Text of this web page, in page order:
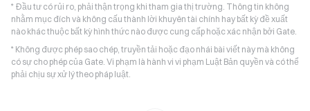
* Đầu tư có rủi ro, phải thận trọng khi tham gia thị trường. Thông tin không
nhằm mục đích và không cấu thành lời khuyên tài chính hay bất kỳ đề xuất
nào khác thuộc bất kỳ hình thức nào được cung cấp hoặc xác nhận bởi Gate.
* Không được phép sao chép, truyền tải hoặc đạo nhái bài viết này mà không
có sự cho phép của Gate. Vi phạm là hành vi vi phạm Luật Bản quyền và có thể
phải chịu sự xử lý theo pháp luật.